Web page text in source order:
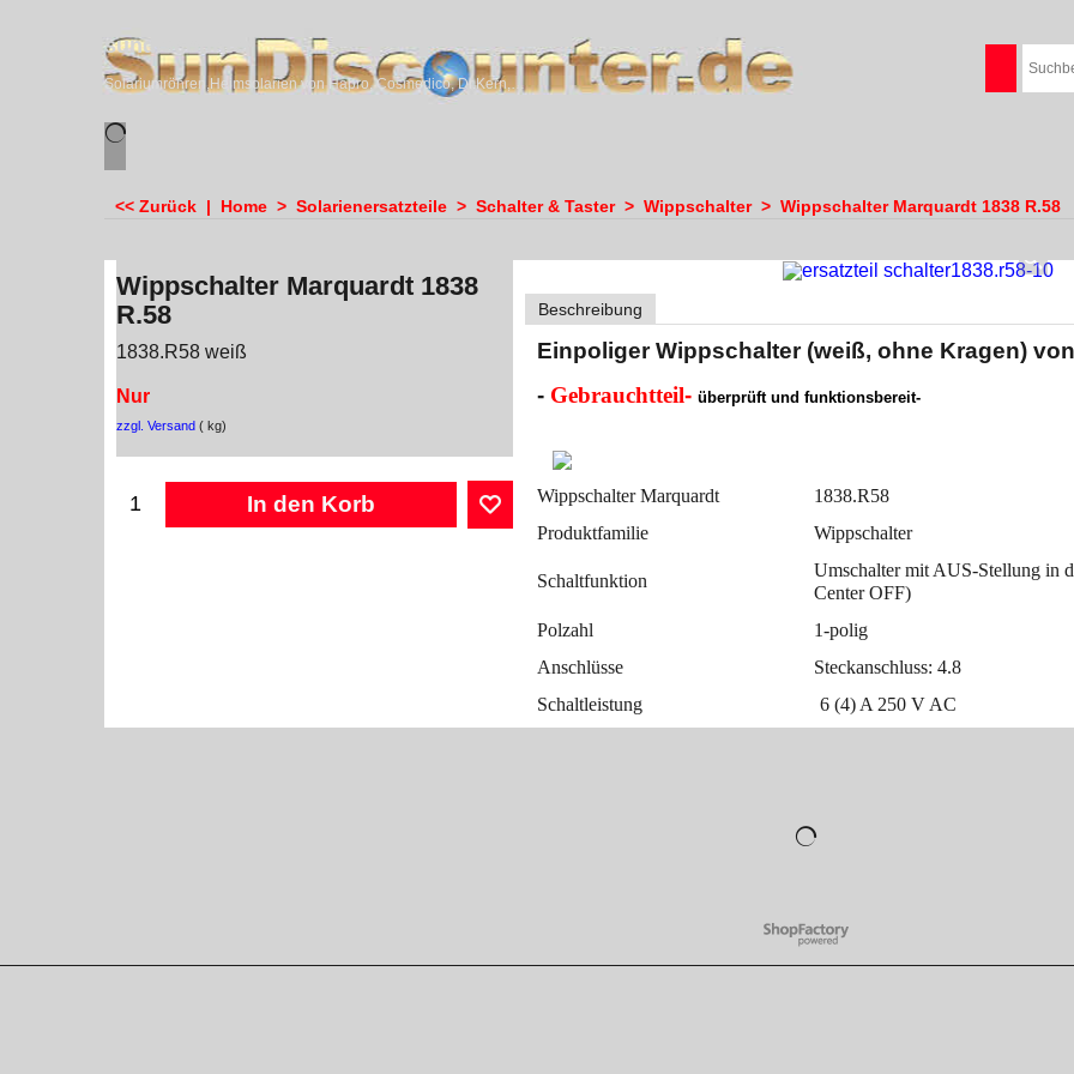
sundiscounter
Solariumröhren,Heimsolarien von Hapro, Cosmedico, Dr.Kern, Megasun & Ergoline
<< Zurück | Home > Solarienersatzteile > Schalter & Taster> Wippschalter> Wippschalter Marquardt 1838 R.58
Wippschalter Marquardt 1838
R.58
1838.R58 weiß
Nur
zzgl. Versand kg
In den Korb
Beschreibung
Einpoliger Wippschalter (weiß, ohne Kragen)
- Gebrauchtteil- überprüft und funktionsbereit-
Wippschalter Marquardt
1838.R58
Produktfamilie
Wippschalter
Schaltfunktion
Umschalter mit AUS-
Center OFF)
Polzahl
1-polig
Anschlüsse
Steckanschluss: 4.8
Schaltleistung 6 (4) A 250 V AC
WebShop erstellt mit
ShopFactory Shop